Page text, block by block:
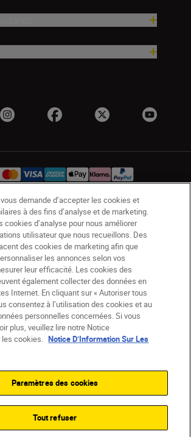
Sites
Avis de confidentialité
Nikon Store
sur les cookies
Accessibilité
des cookies
demande d’accepter les cookies et
à des fins d’analyse et de marketing.
cookies d’analyse pour nous améliorer
utilisateur que nous recueillons. Des
des cookies de marketing afin que
les annonces selon vos
leur efficacité. Les cookies des
également collecter des données en
Internet. En cliquant sur « Autoriser tous
consentez à l’utilisation des cookies et au
personnelles concernées. Si vous
plus, veuillez lire notre Notice
les cookies. Notice D’Information Sur Les
Paramètres des cookies
Tout refuser